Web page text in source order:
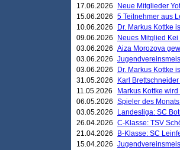
17.06.2026
Neue Mitglieder
15.06.2026 5 Teilnehmer aus
10.06.2026
Dr. Markus Kottke
09.06.2026
Neues Mitglied
03.06.2026 Aiza Morozova
03.06.2026
03.06.2026
Dr. Markus Kottke
31.05.2026
Karl
11.05.2026
Markus Kottke
06.05.2026 Spieler des
03.05.2026
Landesliga: SC
26.04.2026 C-Klasse: TSV
21.04.2026
B-Klasse: SC
15.04.2026